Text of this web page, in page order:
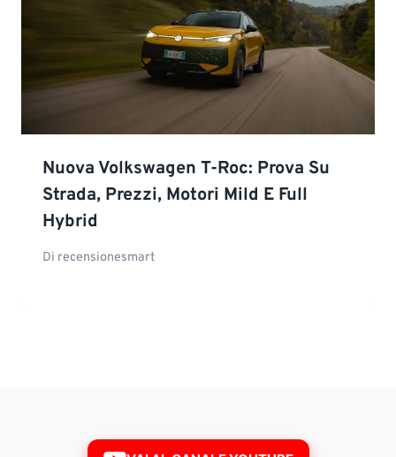
Nuova Volkswagen T-Roc: Prova Su
Strada, Prezzi, Motori Mild E Full
Hybrid
Di recensionesmart